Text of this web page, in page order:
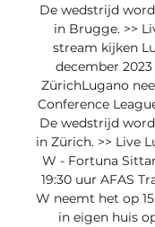
De wedstrijd
in Brugge. >>
stream kijken
december
ZürichLugano
Conference
De wedstrijd
in Zürich. >> Live
W - Fortuna
19:30 uur AFAS
W neemt het op
in eigen huis